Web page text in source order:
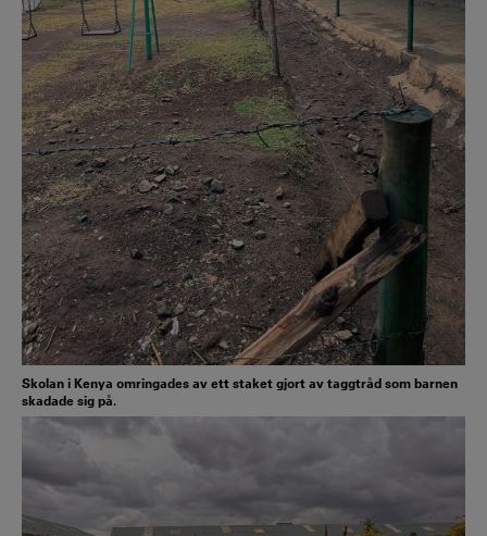
Skolan i Kenya omringades av ett staket gjort av taggtråd som barnen
skadade sig på.